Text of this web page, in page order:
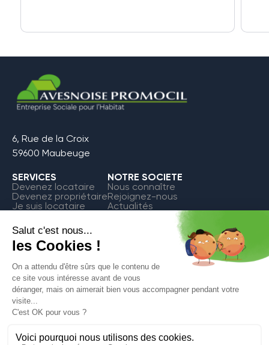
6, Rue de la Croix
59600 Maubeuge
SERVICES
Devenez locataire
Devenez propriétaire
Je suis locataire
NOTRE SOCIETE
Nous connaître
Rejoignez-nous
Actualités
Espace Locataire